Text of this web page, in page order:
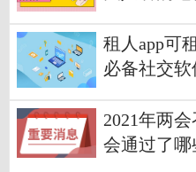
租人app可
必备社交软
2021年两
会通过了哪